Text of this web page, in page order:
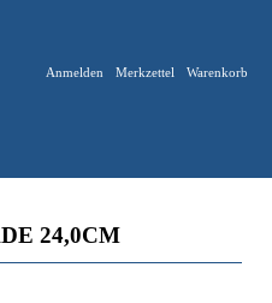
Anmelden Merkzettel Warenkorb
24,0CM